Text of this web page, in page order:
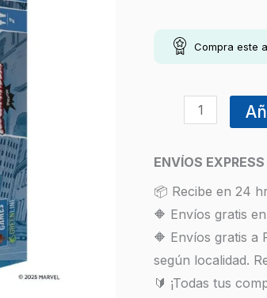
Compra este
ENVÍOS
📦 Recibe en 24
🔶 Envíos gratis
🔶 Envíos gratis a
según localidad.
🔰 ¡Todas tus